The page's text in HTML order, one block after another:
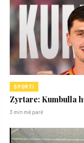
SPORTI
Zyrtare: Kumbulla
3 min më parë